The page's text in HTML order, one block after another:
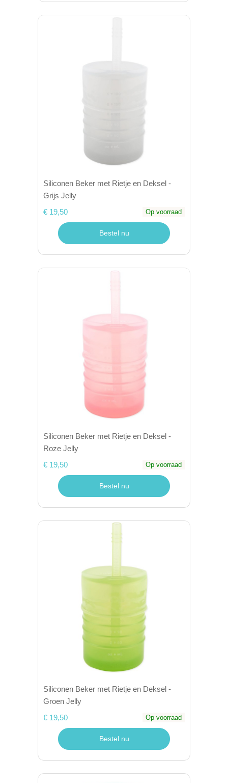
Siliconen Beker met Rietje en Deksel -
Grijs Jelly
€ 19,50
Op voorraad
Bestel nu
Siliconen Beker met Rietje en Deksel -
Roze Jelly
€ 19,50
Op voorraad
Bestel nu
Siliconen Beker met Rietje en Deksel -
Groen Jelly
€ 19,50
Op voorraad
Bestel nu